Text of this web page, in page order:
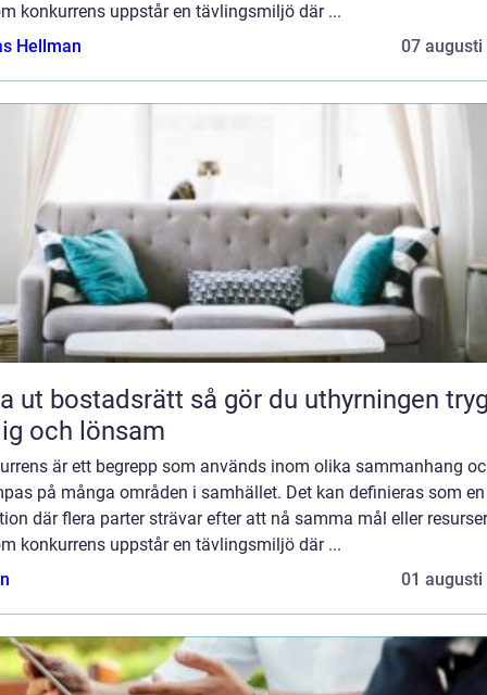
konkurrens uppstår en tävlingsmiljö där ...
Hellman
07 augusti
så gör du uthyrningen trygg,
och lönsam
är ett begrepp som används inom olika sammanhang
på många områden i samhället. Det kan definieras som en
där flera parter strävar efter att nå samma mål eller
konkurrens uppstår en tävlingsmiljö där ...
01 augusti